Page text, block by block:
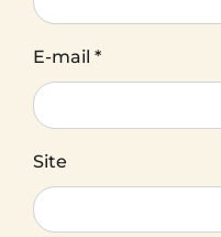
E-mail *
Site